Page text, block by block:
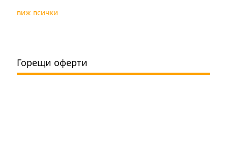
виж всички
Горещи оферти